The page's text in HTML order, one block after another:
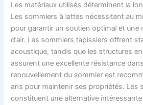
Les matériaux utilisés déterminent la
Les sommiers à lattes nécessitent au
pour garantir un soutien optimal et une
d’air. Les sommiers tapissiers offrent
acoustique, tandis que les structures
assurent une excellente résistance
renouvellement du sommier est
ans pour maintenir ses propriétés. Les
constituent une alternative